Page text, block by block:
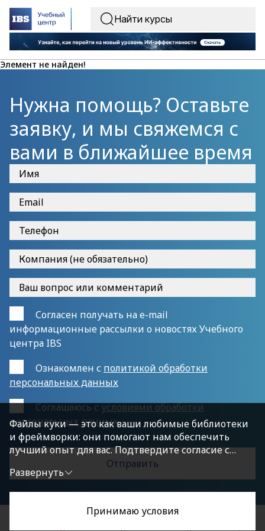
Элемент не найден!
Нужна помощь? Оставьте
заявку, и мы свяжемся с
вами в ближайшее время
Согласен получать на e-mail
информационные рассылки о новостях Учебного
центра IBS
Ознакомлен с политикой обработки
персональных данных
Cоглашаюсь сусловиями обработки
персональных данных
Файлы куки — это как ваши любимые библиотеки
и фреймворки: они помогают нам обеспечить
лучший опыт для вас. Подтвердите согласие с
политикой конфиденциальности, нажав
«Принимаю условия», чтобы продолжить.
Развернуть
Принимаю условия